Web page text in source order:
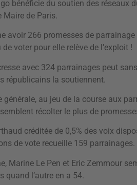
bénéficie du soutien des réseaux
Maire de Paris.
avoir 266 promesses de
voter pour elle relève de l’exploit !
avec 324 parrainages peut
républicains la soutiennent.
générale, au jeu de la course aux
récolter le plus de
créditée de 0,5% des voix
de vote recueille 159 parrainages.
Marine Le Pen et Eric Zemmour
quand l’autre en a 54.